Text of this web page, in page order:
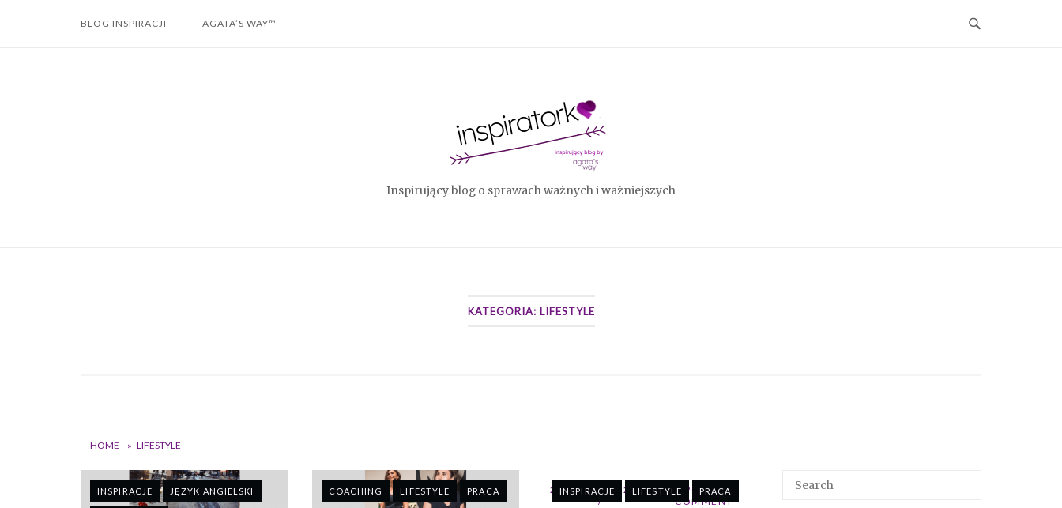
BLOG INSPIRACJI AGATA’S WAY™
Inspirujący blog o sprawach ważnych i ważniejszych
KATEGORIA: LIFESTYLE
HOME » LIFESTYLE
INSPIRACJE JĘZYK ANGIELSKI COACHING LIFESTYLE PRACA INSPIRACJE LIFESTYLE PRACA
20 KWIETNIA 2021
POST A
COMMENT